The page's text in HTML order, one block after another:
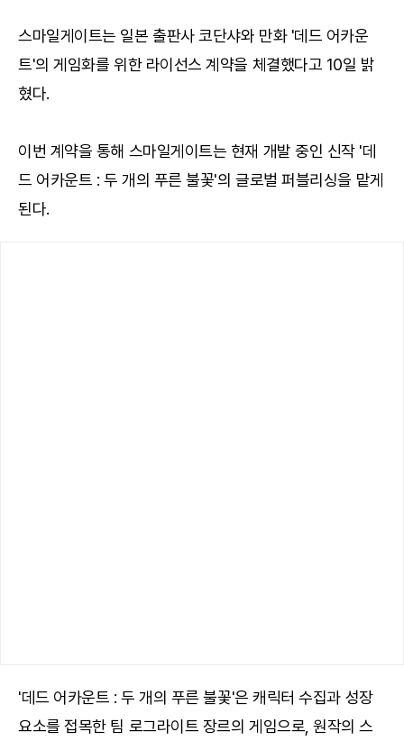
스마일게이트는 일본 출판사 코단샤와 만화 '데드 어카운
트'의 게임화를 위한 라이선스 계약을 체결했다고 10일 밝
혔다.
이번 계약을 통해 스마일게이트는 현재 개발 중인 신작 '데
드 어카운트 : 두 개의 푸른 불꽃'의 글로벌 퍼블리싱을 맡게
된다.
'데드 어카운트 : 두 개의 푸른 불꽃'은 캐릭터 수집과 성장
요소를 접목한 팀 로그라이트 장르의 게임으로, 원작의 스